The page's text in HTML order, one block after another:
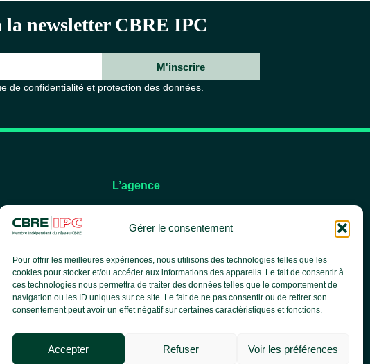
Gérer le consentement
Pour offrir les meilleures expériences, nous utilisons des technologies telles que les
cookies pour stocker et/ou accéder aux informations des appareils. Le fait de consentir à
ces technologies nous permettra de traiter des données telles que le comportement de
navigation ou les ID uniques sur ce site. Le fait de ne pas consentir ou de retirer son
consentement peut avoir un effet négatif sur certaines caractéristiques et fonctions.
Accepter Refuser Voir les préférences
la newsletter CBRE IPC
M'inscrire
de confidentialité et protection des données.
L’agence
Nos services
Le groupe CBRE
Actualités